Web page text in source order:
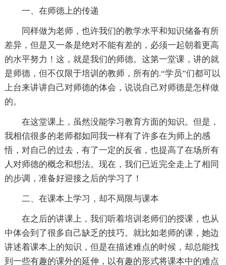
一、在师德上的传递
同样做为老师，也许我们的教学水平和知识储备有所
差异，但是又一条是绝对不能有差的，必须一起朝着更高
的水平努力！这，就是我们的师德。这第一堂课，讲的就
是师德，但不仅限于培训的教师，所有的.“学员”们都可以
上台来讲讲自己对师德的体会，说说自己对师德是怎样做
的。
在这堂课上，虽然没能学习教育方面的知识。但是，
我相信很多的老师都如同我一样有了许多在为师上的感
悟，对自己的过去，有了一定的反省，也提高了在场所有
人对师德的概念和想法。现在，我们已近完全走上了相同
的步调，准备好迎接之后的学习了！
二、在课本上学习，却不局限与课本
在之后的讲课上，我们听着培训老师们的授课，也从
中体会到了很多自己缺乏的技巧。就比如老师的课，她边
讲述着课本上的知识，但是在描述难点的时候，却总能找
到一些有趣的课外的延伸，以有趣的形式将课本中的难点